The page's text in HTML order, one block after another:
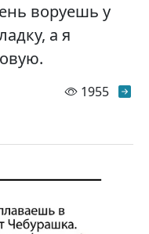
воруешь у
а я
1955